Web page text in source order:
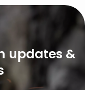
updates &